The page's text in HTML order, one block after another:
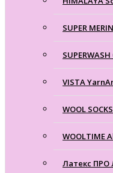
SUPER
VISTA
WOOL
WOOLTIME
Латекс